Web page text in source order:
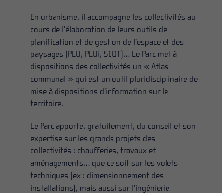
En urbanisme, il accompagne les collectivités au
cours de l’élaboration de leurs outils de
planification et de gestion de l’espace et des
paysages (PLU, PLUi, SCOT)… Le Parc met à
dispositions des collectivités un « Atlas
communal » qui est un outil pluridisciplinaire de
mise à dispositions d’information sur le
territoire.
Le Parc apporte, gratuitement, du conseil et son
expertise sur les grands projets des
collectivités : chaufferies, travaux et
aménagements… que ce soit sur les volets
techniques (ex : dimensionnement des
installations), mais aussi sur l’ingénierie